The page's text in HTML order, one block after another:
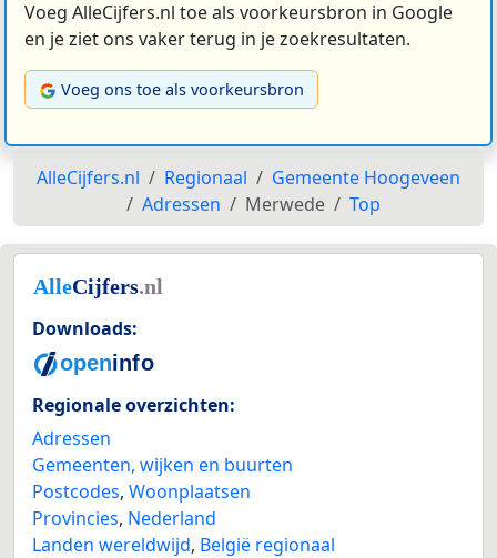
Voeg AlleCijfers.nl toe als voorkeursbron in Google
en je ziet ons vaker terug in je zoekresultaten.
Voeg ons toe als voorkeursbron
AlleCijfers.nl Regionaal
Gemeente Hoogeveen
Adressen
Merwede Top
Downloads:
Regionale overzichten:
Adressen
Gemeenten, wijken en buurten
Postcodes, Woonplaatsen
Provincies, Nederland
Landen wereldwijd, België regionaal